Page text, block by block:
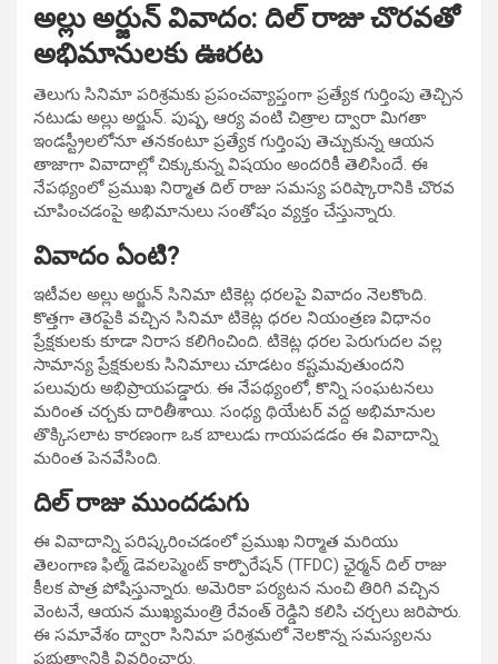
అల్లు అర్జున్ వివాదం: దిల్ రాజు చొరవతో
అభిమానులకు ఊరట
తెలుగు సినిమా పరిశ్రమకు ప్రపంచవ్యాప్తంగా ప్రత్యేక గుర్తింపు తెచ్చిన
నటుడు అల్లు అర్జున్. పుష్ప, ఆర్య వంటి చిత్రాల ద్వారా మిగతా
ఇండస్ట్రీలలోనూ తనకంటూ ప్రత్యేక గుర్తింపు తెచ్చుకున్న ఆయన
తాజాగా వివాదాల్లో చిక్కుకున్న విషయం అందరికీ తెలిసిందే. ఈ
నేపథ్యంలో ప్రముఖ నిర్మాత దిల్ రాజు సమస్య పరిష్కారానికి చొరవ
చూపించడంపై అభిమానులు సంతోషం వ్యక్తం చేస్తున్నారు.
వివాదం ఏంటి?
ఇటీవల అల్లు అర్జున్ సినిమా టికెట్ల ధరలపై వివాదం నెలకొంది.
కొత్తగా తెరపైకి వచ్చిన సినిమా టికెట్ల ధరల నియంత్రణ విధానం
ప్రేక్షకులకు కూడా నిరాస కలిగించింది. టికెట్ల ధరల పెరుగుదల వల్ల
సామాన్య ప్రేక్షకులకు సినిమాలు చూడటం కష్టమవుతుందని
పలువురు అభిప్రాయపడ్డారు. ఈ నేపథ్యంలో, కొన్ని సంఘటనలు
మరింత చర్చకు దారితీశాయి. సంధ్య థియేటర్ వద్ద అభిమానుల
తొక్కిసలాట కారణంగా ఒక బాలుడు గాయపడడం ఈ వివాదాన్ని
మరింత పెనవేసింది.
దిల్ రాజు ముందడుగు
ఈ వివాదాన్ని పరిష్కరించడంలో ప్రముఖ నిర్మాత మరియు
తెలంగాణ ఫిల్మ్ డెవలప్మెంట్ కార్పొరేషన్ (TFDC) ఛైర్మన్ దిల్ రాజు
కీలక పాత్ర పోషిస్తున్నారు. అమెరికా పర్యటన నుంచి తిరిగి వచ్చిన
వెంటనే, ఆయన ముఖ్యమంత్రి రేవంత్ రెడ్డిని కలిసి చర్చలు జరిపారు.
ఈ సమావేశం ద్వారా సినిమా పరిశ్రమలో నెలకొన్న సమస్యలను
ప్రభుత్వానికి వివరించారు.